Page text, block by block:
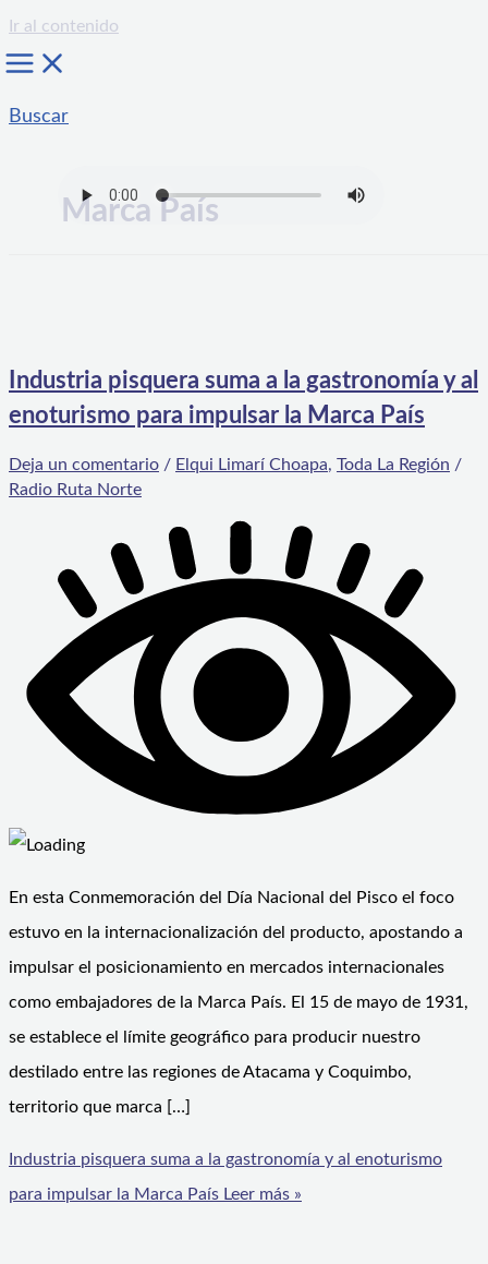
Ir al contenido
Buscar
Marca País
Industria pisquera suma a la gastronomía y al
enoturismo para impulsar la Marca País
Deja un comentario / Elqui Limarí Choapa, Toda La Región /
Radio Ruta Norte
En esta Conmemoración del Día Nacional del Pisco el foco
estuvo en la internacionalización del producto, apostando a
impulsar el posicionamiento en mercados internacionales
como embajadores de la Marca País. El 15 de mayo de 1931,
se establece el límite geográfico para producir nuestro
destilado entre las regiones de Atacama y Coquimbo,
territorio que marca […]
Industria pisquera suma a la gastronomía y al enoturismo
para impulsar la Marca País Leer más »